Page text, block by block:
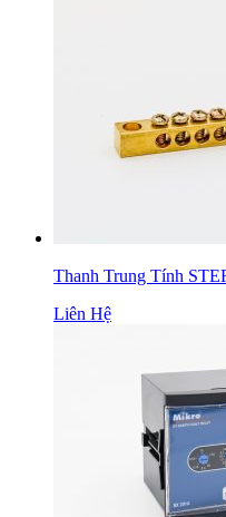
Thanh Trung Tính
Liên Hệ